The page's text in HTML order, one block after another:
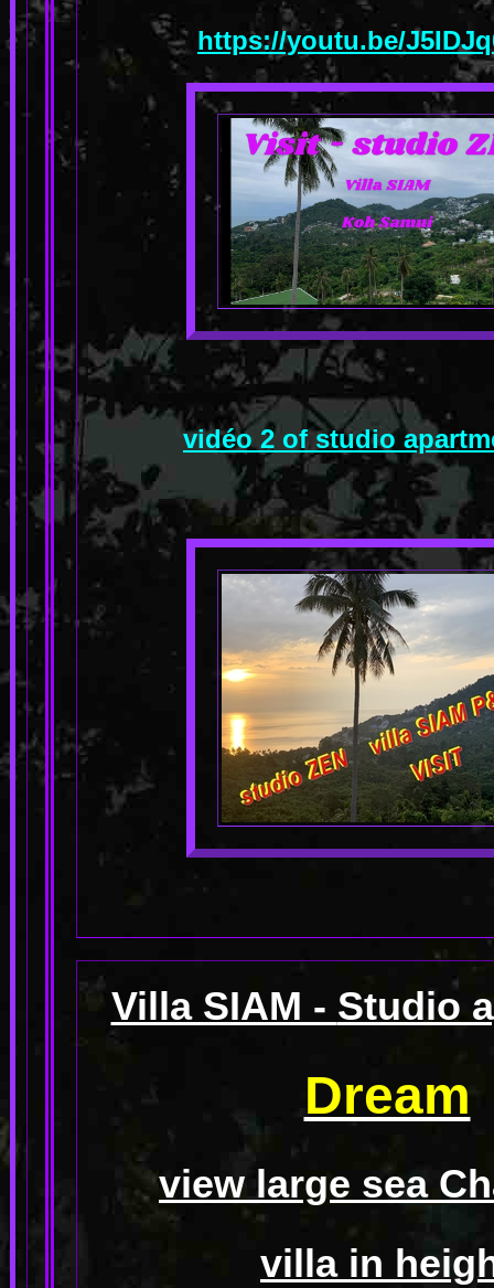
https://youtu.be/
vidéo 2 of studio
Villa SIAM - Studio
Dream
view large sea
villa in